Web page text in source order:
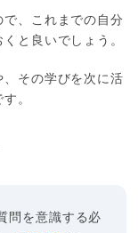
、これまでの自分
と良いでしょう。
その学びを次に活
。
問を意識する必